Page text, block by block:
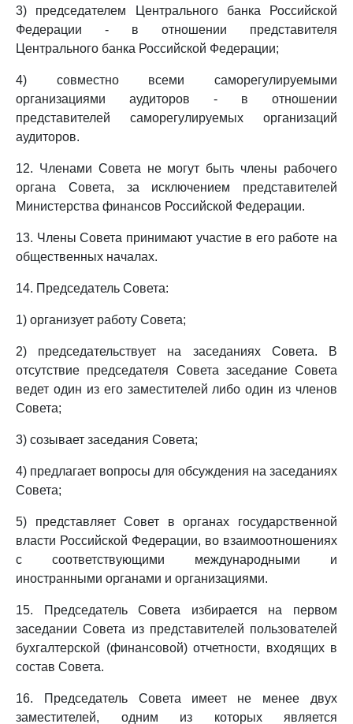
3) председателем Центрального банка Российской
Федерации - в отношении представителя
Центрального банка Российской Федерации;
4) совместно всеми саморегулируемыми
организациями аудиторов - в отношении
представителей саморегулируемых организаций
аудиторов.
12. Членами Совета не могут быть члены рабочего
органа Совета, за исключением представителей
Министерства финансов Российской Федерации.
13. Члены Совета принимают участие в его работе на
общественных началах.
14. Председатель Совета:
1) организует работу Совета;
2) председательствует на заседаниях Совета. В
отсутствие председателя Совета заседание Совета
ведет один из его заместителей либо один из членов
Совета;
3) созывает заседания Совета;
4) предлагает вопросы для обсуждения на заседаниях
Совета;
5) представляет Совет в органах государственной
власти Российской Федерации, во взаимоотношениях
с соответствующими международными и
иностранными органами и организациями.
15. Председатель Совета избирается на первом
заседании Совета из представителей пользователей
бухгалтерской (финансовой) отчетности, входящих в
состав Совета.
16. Председатель Совета имеет не менее двух
заместителей, одним из которых является